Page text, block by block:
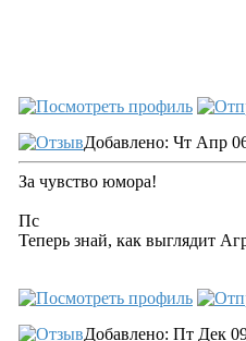
Добавлено: Чт Апр
За чувство юмора!
Пс
Теперь знай, как выглядит
Добавлено: Пт Дек